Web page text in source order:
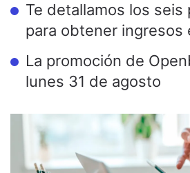
Te detallamos los seis
para obtener ingresos
La promoción de
lunes 31 de agosto